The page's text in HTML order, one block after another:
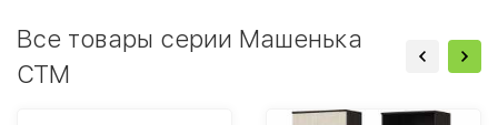
Все товары серии Машенька
СТМ